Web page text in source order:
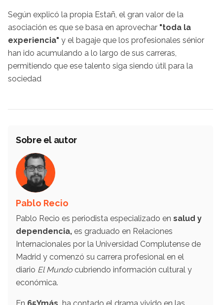
Según explicó la propia Estañ, el gran valor de la
asociación es que se basa en aprovechar "toda la
experiencia" y el bagaje que los profesionales sénior
han ido acumulando a lo largo de sus carreras,
permitiendo que ese talento siga siendo útil para la
sociedad
Sobre el autor
Pablo Recio
Pablo Recio es periodista especializado en salud y
dependencia, es graduado en Relaciones
Internacionales por la Universidad Complutense de
Madrid y comenzó su carrera profesional en el
diario El Mundo cubriendo información cultural y
económica.